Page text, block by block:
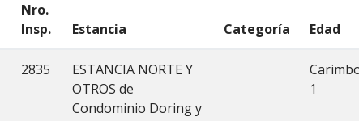
Nro.
Insp.
Estancia Categoría Edad
2835
ESTANCIA NORTE Y
OTROS de
Condominio Doring y
1